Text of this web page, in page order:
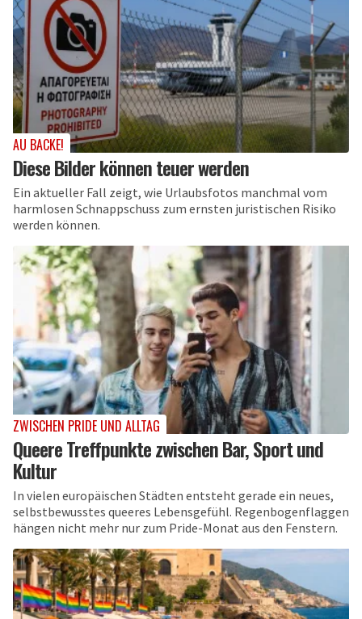
AU BACKE!
Diese Bilder können teuer werden
Ein aktueller Fall zeigt, wie Urlaubsfotos manchmal vom
harmlosen Schnappschuss zum ernsten juristischen Risiko
werden können.
ZWISCHEN PRIDE UND ALLTAG
Queere Treffpunkte zwischen Bar, Sport und
Kultur
In vielen europäischen Städten entsteht gerade ein neues,
selbstbewusstes queeres Lebensgefühl. Regenbogenflaggen
hängen nicht mehr nur zum Pride-Monat aus den Fenstern.